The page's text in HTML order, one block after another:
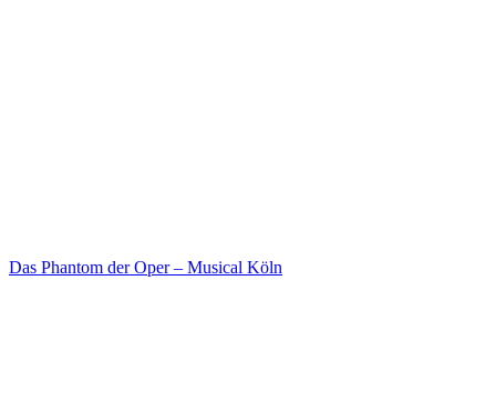
Das Phantom der Oper – Musical Köln